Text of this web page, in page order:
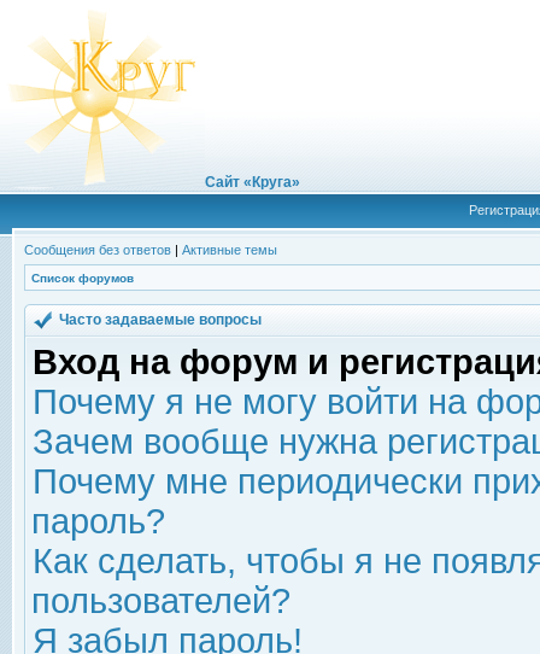
Сайт «Круга»
Сообщения без ответов | Активные темы
Список форумов
Часто задаваемые вопросы
Вход на форум и
Почему я не могу войти на
Зачем вообще нужна
Почему мне периодически
пароль?
Как сделать, чтобы я не
пользователей?
Я забыл пароль!